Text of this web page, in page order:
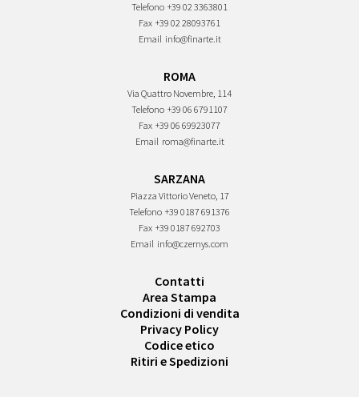
Telefono +39 02 3363801
Fax +39 02 28093761
Email info@finarte.it
ROMA
Via Quattro Novembre, 114
Telefono +39 06 6791107
Fax +39 06 69923077
Email roma@finarte.it
SARZANA
Piazza Vittorio Veneto, 17
Telefono +39 0187 691376
Fax +39 0187 692703
Email info@czernys.com
Contatti
Area Stampa
Condizioni di vendita
Privacy Policy
Codice etico
Ritiri e Spedizioni